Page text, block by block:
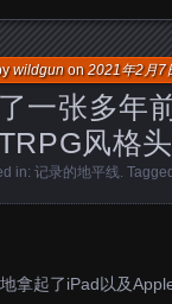
一张多年
风格头
wildgunon2021年2月7
in: 记录的地平线.
拿起了iPad以及